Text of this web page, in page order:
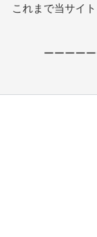
これまで当サイ
ーーーー